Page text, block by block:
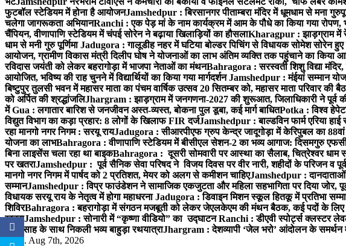
फुटबॉल स्टेडियम में होना है आयोजनJamshedpur : बिरसानगर पीताम्बरा मंदिर में धूमधाम से मना
चलेगा जागरूकता अभियानRanchi : एक पेड़ मां के नाम कार्यक्रम में आम के पौधे का किया गया रोपण,
चैंपियन, वीणापाणि स्टेडियम में चंपई सोरेन ने बढ़ाया खिलाड़ियों का हौसलाKharagpur : झाड़ग्राम में
धाम से मनी गुरु पूर्णिमाJadugora : गालूडीह नहर में घटिया बोल्डर पिचिंग से विधायक सोमेश सोरेन
आयोजन, ग्रामीण विकास मंत्री दिलीप घोष ने योजनाओं का लाभ अंतिम व्यक्ति तक पहुंचाने का किया
रविदास जयंती को लेकर बहरागोड़ा में भाजपा नेताओं का मंथनBahragora : सरस्वती शिशु विद्या
आयोजित, भविष्य की राह चुनने में विद्यार्थियों का किया गया मार्गदर्शनJamshedpur : मंईयां सम्मान
बिष्टुपुर तुलसी भवन में महासर माता का पंचम वार्षिक उत्सव 20 सितम्बर को, महासर माता परिवार की
को अर्पित की श्रद्धांजलिJhargram : झाड़ग्राम में जनगणना-2027 की शुरूआत, जिलाधिकारी ने पूर्व
मेंGua : लगातार बारिश से जनजीवन अस्त-व्यस्त, बोकना पुल डूबा, कई मार्ग बाधितPotka : विश्व
विद्युत विभाग का कड़ा प्रहार: 8 लोगों के खिलाफ FIR दर्जJamshedpur : बाल्डविन फार्म एरिया
रहा मानगो नगर निगम : सरयू रायJadugora : सीआरपीएफ ग्रुप केन्द्र जादूगोड़ा में केरिपुबल का 88वां
योजना का लाभBahragora : वीणापाणि स्टेडियम में बीसीएल सेशन-2 का भव्य आगाज: दिसमगुरु
बिना लाइसेंस चला रहा था बाइकBahragora : दूसरी सोमवारी पर आस्था का सैलाब, चित्रेश्वर धाम
पर खतराJamshedpur : पूर्व सैनिक सेवा परिषद ने विजय दिवस पर वीर नारी, शहीदों के परिजन व
मानगो नगर निगम में पार्षद को 2 प्रतिशत, मेयर को अलग से कमीशन चाहिएJamshedpur : दानदाताओं
सम्मानJamshedpur : विप्र फाउंडेशन ने सामाजिक एकजुटता और महिला सहभागिता पर दिया जोर,
विधायक सरयू राय के नेतृत्व में होगा महाधरनाJadugora : डिवाइन मिशन स्कूल हितकू में प्रतिभा
शिविरBahragora : बहरागोड़ा में संगठन मजबूती को लेकर जेएलकेएम की मंथन बैठक, कई पदों के
खतराJamshedpur : सोनारी में “कृष्णा वीडियो” का उद्घाटनRanchi : डीएवी स्पोर्ट्स क्लस्टर
के उत्साह के साथ निकली भव्य बाहुड़ा रथयात्राJhargram : देशव्यापी ‘जेल भरो’ आंदोलन के समर्थन में
Fri. Aug 7th, 2026